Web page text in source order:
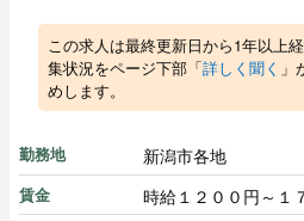
この求人は最終更新日から1年以上
集状況をページ下部「詳しく聞く 」
めします。
勤務地 新潟市各地
賃金 時給１２００円～１